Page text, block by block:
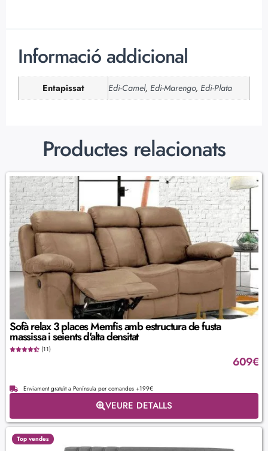
Informació addicional
Entapissat Edi-Camel, Edi-Marengo, Edi-Plata
Productes relacionats
Sofà relax 3 places Memfis amb estructura de fusta
massissa i seients d'alta densitat
(11)
609€
Enviament gratuït a Península per comandes +199€
VEURE DETALLS
Top vendes